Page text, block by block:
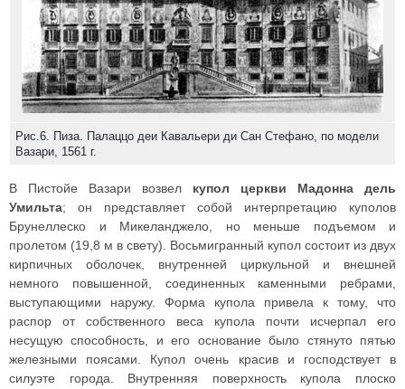
Рис.6. Пиза. Палаццо деи Кавальери ди Сан Стефано, по модели
Вазари, 1561 г.
В Пистойе Вазари возвел купол церкви Мадонна дель
Умильта; он представляет собой интерпретацию куполов
Брунеллеско и Микеланджело, но меньше подъемом и
пролетом (19,8 м в свету). Восьмигранный купол состоит из двух
кирпичных оболочек, внутренней циркульной и внешней
немного повышенной, соединенных каменными ребрами,
выступающими наружу. Форма купола привела к тому, что
распор от собственного веса купола почти исчерпал его
несущую способность, и его основание было стянуто пятью
железными поясами. Купол очень красив и господствует в
силуэте города. Внутренняя поверхность купола плоско